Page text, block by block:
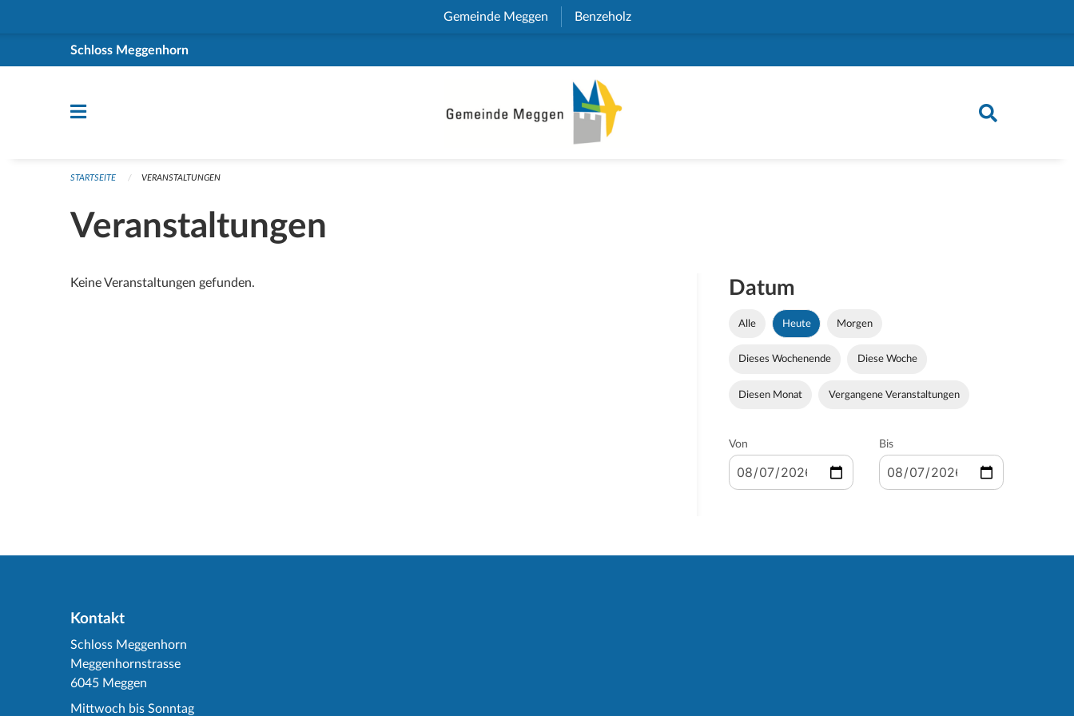
Gemeinde Meggen (External Link)
Benzeholz(External Link)
Schloss Meggenhorn
STARTSEITE VERANSTALTUNGEN
Veranstaltungen
Keine Veranstaltungen gefunden. Datum
Alle Heute Morgen
Dieses Wochenende Diese Woche
Diesen Monat Vergangene Veranstaltungen
Von Bis
Kontakt
Schloss Meggenhorn
Meggenhornstrasse
6045 Meggen
Mittwoch bis Sonntag